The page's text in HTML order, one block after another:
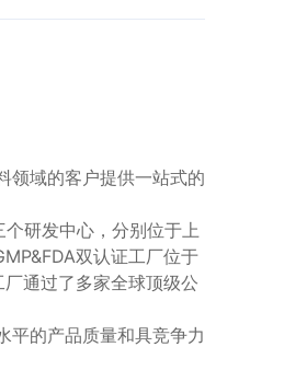
领域的客户提供一站式的
研发中心，分别位于上
双认证工厂位于
通过了多家全球顶级公
平的产品质量和具竞争力